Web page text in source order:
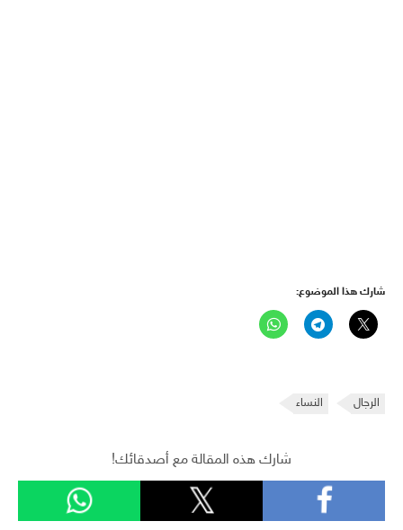
شارك هذا الموضوع:
الرجال النساء
شارك هذه المقالة مع أصدقائك!